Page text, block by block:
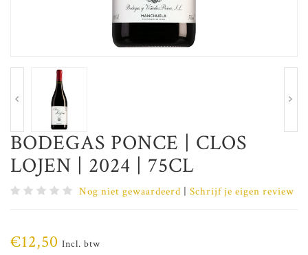
BODEGAS PONCE | CLOS
LOJEN | 2024 | 75CL
Nog niet gewaardeerd | Schrijf je eigen review
€12,50 Incl. btw